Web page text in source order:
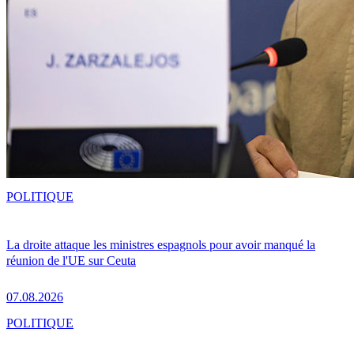
La droite attaque les ministres espagnols pour avoir manqué la
réunion de l'UE sur Ceuta
07.08.2026
POLITIQUE
POLITIQUE